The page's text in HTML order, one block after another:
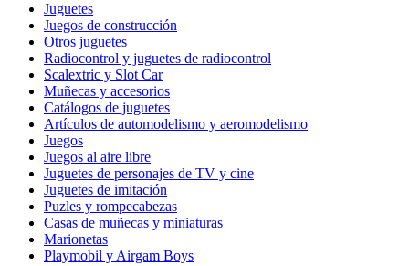
Juguetes
Juegos de construcción
Otros juguetes
Radiocontrol y juguetes de radiocontrol
Scalextric y Slot Car
Muñecas y accesorios
Catálogos de juguetes
Artículos de automodelismo y aeromodelismo
Juegos
Juegos al aire libre
Juguetes de personajes de TV y cine
Juguetes de imitación
Puzles y rompecabezas
Casas de muñecas y miniaturas
Marionetas
Playmobil y Airgam Boys